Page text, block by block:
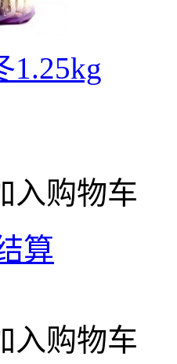
1.25kg
入购物车
算
入购物车